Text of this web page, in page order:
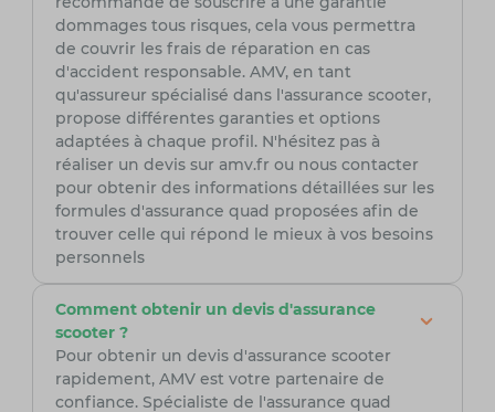
dommages tous risques, cela vous permettra
de couvrir les frais de réparation en cas
d'accident responsable. AMV, en tant
qu'assureur spécialisé dans l'assurance scooter,
propose différentes garanties et options
adaptées à chaque profil. N'hésitez pas à
réaliser un devis sur amv.fr ou nous contacter
pour obtenir des informations détaillées sur les
formules d'assurance quad proposées afin de
trouver celle qui répond le mieux à vos besoins
personnels
Comment obtenir un devis d'assurance
scooter ?
Pour obtenir un devis d'assurance scooter
rapidement, AMV est votre partenaire de
confiance. Spécialiste de l'assurance quad